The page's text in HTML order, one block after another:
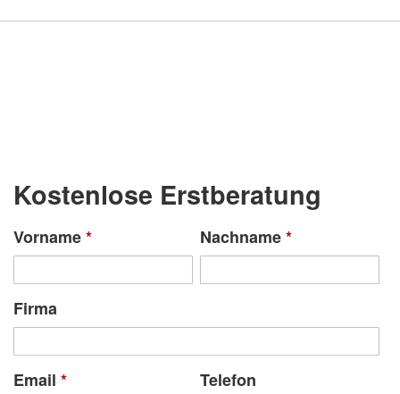
Kostenlose Erstberatung
Vorname* Nachname*
Firma
Email * Telefon